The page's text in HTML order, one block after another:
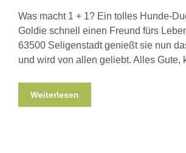
Was macht 1 + 1? Ein tolles Hunde-
Goldie schnell einen Freund fürs
63500 Seligenstadt genießt sie nun
und wird von allen geliebt. Alles Gute,
Weiterlesen